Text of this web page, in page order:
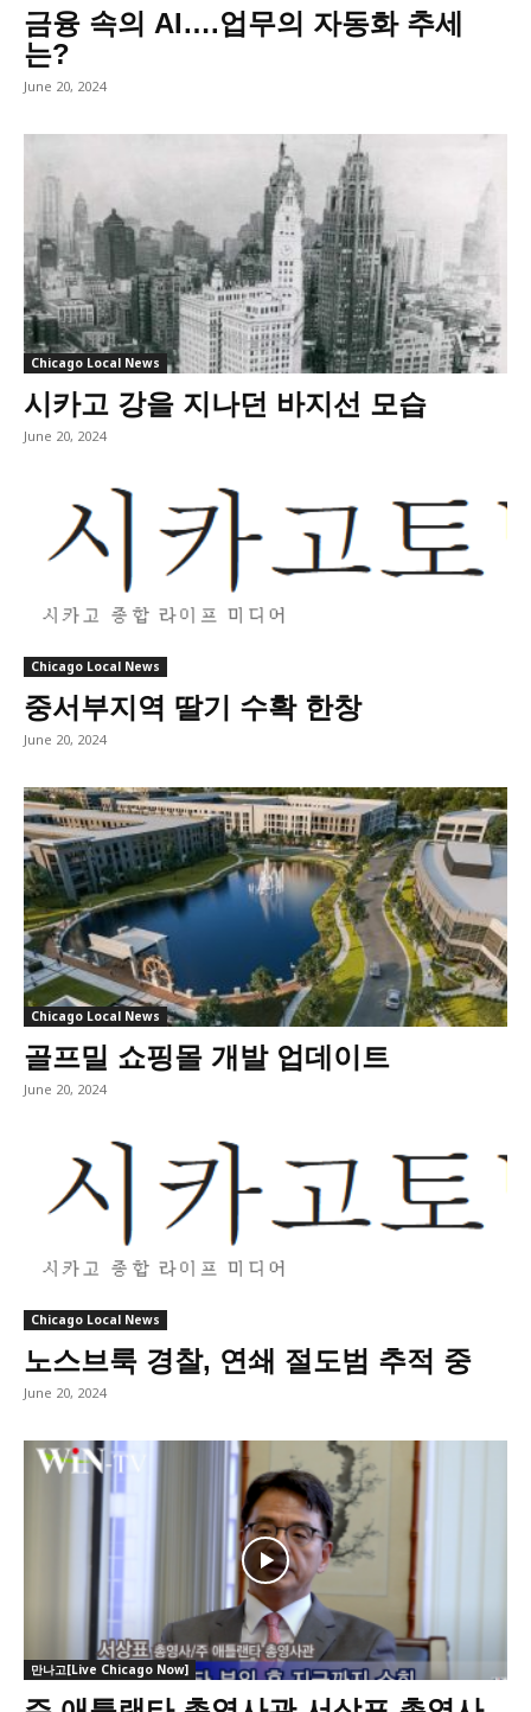
금융 속의 AI….업무의 자동화 추세
는?
June 20, 2024
Chicago Local News
시카고 강을 지나던 바지선 모습
June 20, 2024
Chicago Local News
중서부지역 딸기 수확 한창
June 20, 2024
Chicago Local News
골프밀 쇼핑몰 개발 업데이트
June 20, 2024
Chicago Local News
노스브룩 경찰, 연쇄 절도범 추적 중
June 20, 2024
만나고[Live Chicago Now]